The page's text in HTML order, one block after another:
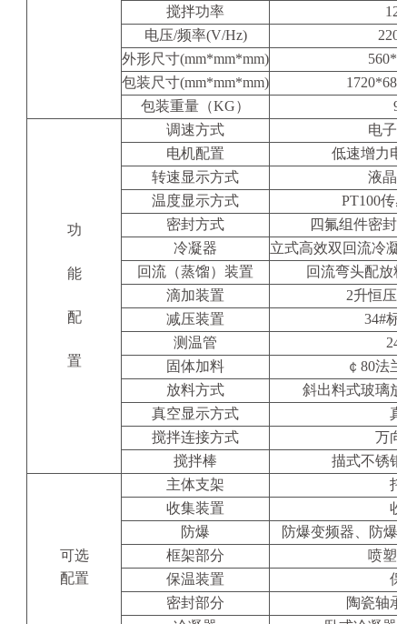
搅拌功率
电压/频率(V/Hz)
外形尺寸(mm*mm*mm)
包装尺寸(mm*mm*mm)
包装重量（KG）
功
能
配
置
调速方式
电子
电机配置
低速增力
转速显示方式
液晶
温度显示方式
PT100传
密封方式
四氟组件密封
冷凝器
立式高效双回流冷凝
回流（蒸馏）装置
回流弯头配放
滴加装置
2升恒压
减压装置
34#标
测温管
24#
固体加料
￠80法
放料方式
斜出料式玻璃
真空显示方式
真
搅拌连接方式
万
搅拌棒
描式不锈
可选
配置
主体支架
托
收集装置
收
防爆
防爆变频器、防爆
框架部分
喷塑
保温装置
保
密封部分
陶瓷轴